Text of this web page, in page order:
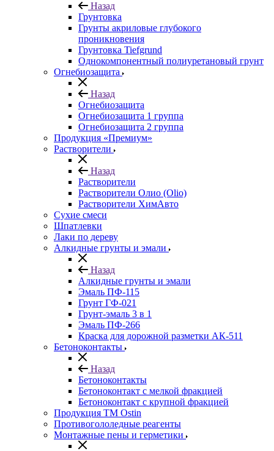
Назад
Грунтовка
Грунты акриловые глубокого
проникновения
Грунтовка Tiefgrund
Однокомпонентный полиуретановый грунт
Огнебиозащита
Назад
Огнебиозащита
Огнебиозащита 1 группа
Огнебиозащита 2 группа
Продукция «Премиум»
Растворители
Назад
Растворители
Растворители Олио (Olio)
Растворители ХимАвто
Сухие смеси
Шпатлевки
Лаки по дереву
Алкидные грунты и эмали
Назад
Алкидные грунты и эмали
Эмаль ПФ-115
Грунт ГФ-021
Грунт-эмаль 3 в 1
Эмаль ПФ-266
Краска для дорожной разметки АК-511
Бетоноконтакты
Назад
Бетоноконтакты
Бетоноконтакт с мелкой фракцией
Бетоноконтакт с крупной фракцией
Продукция ТМ Ostin
Противогололедные реагенты
Монтажные пены и герметики